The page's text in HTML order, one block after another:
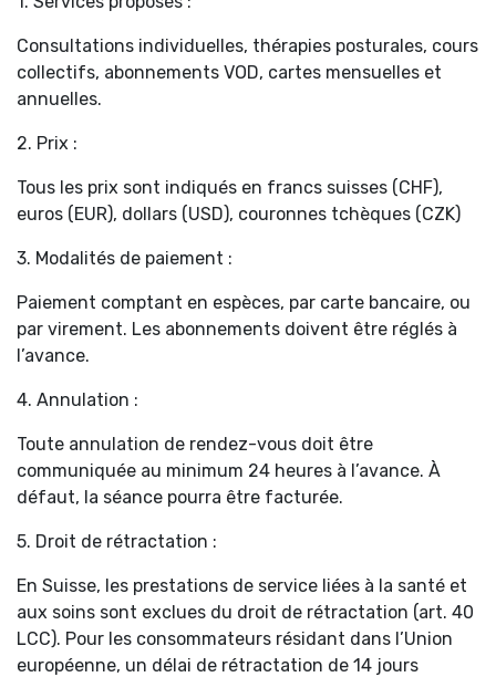
Consultations individuelles, thérapies posturales, cours
collectifs, abonnements VOD, cartes mensuelles et
annuelles.
2. Prix :
Tous les prix sont indiqués en francs suisses (CHF),
euros (EUR), dollars (USD), couronnes tchèques (CZK)
3. Modalités de paiement :
Paiement comptant en espèces, par carte bancaire, ou
par virement. Les abonnements doivent être réglés à
l’avance.
4. Annulation :
Toute annulation de rendez-vous doit être
communiquée au minimum 24 heures à l’avance. À
défaut, la séance pourra être facturée.
5. Droit de rétractation :
En Suisse, les prestations de service liées à la santé et
aux soins sont exclues du droit de rétractation (art. 40
LCC). Pour les consommateurs résidant dans l’Union
européenne, un délai de rétractation de 14 jours